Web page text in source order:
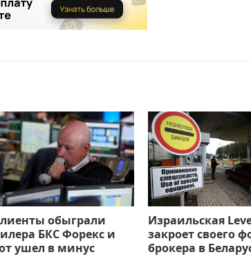
обыграли
БКС Форекс и
ушел в минус
Израильская
закроет своего
брокера в